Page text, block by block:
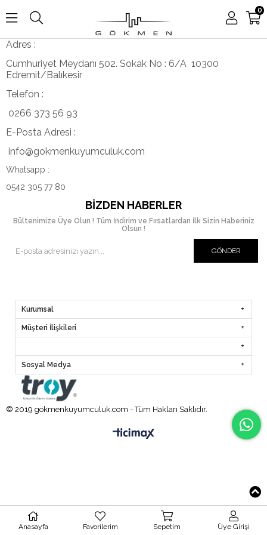
0
Adres :
Cumhuriyet Meydanı 502. Sokak No : 6/A 10300
Edremit/Balıkesir
Telefon :
0266 373 56 93
E-Posta Adresi :
info@gokmenkuyumculuk.com
Whatsapp :
0542 305 77 80
BIZDEN HABERLER
Bültenimize Üye Olun ! Tüm İndirim ve Fırsatlardan İlk Sizin Haberiniz
Olsun !
GÖNDER
Kurumsal
Müşteri İlişkileri
Sosyal Medya
© 2019 gokmenkuyumculuk.com - Tüm Hakları Saklıdır.
Anasayfa Favorilerim Sepetim Üye Girişi